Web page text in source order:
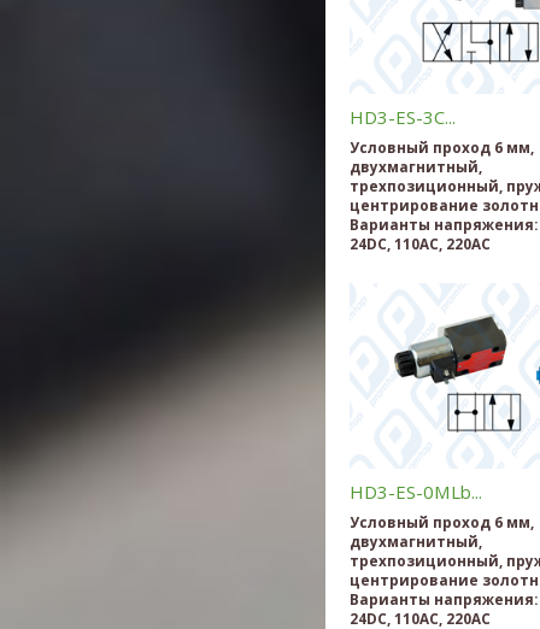
HD3-ES-3C...
Условный проход 6 мм,
двухмагнитный,
трехпозиционный,
центрирование
Варианты напряжения:
24DC, 110AC, 220AC
HD3-ES-0MLb...
Условный проход 6 мм,
двухмагнитный,
трехпозиционный,
центрирование
Варианты напряжения:
24DC, 110AC, 220AC